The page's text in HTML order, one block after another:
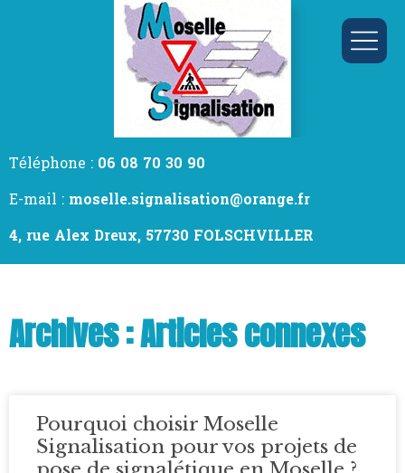
Téléphone : 06 08 70 30 90
E-mail : moselle.signalisation@orange.fr
4, rue Alex Dreux, 57730 FOLSCHVILLER
Archives : Articles connexes
Pourquoi choisir Moselle
Signalisation pour vos projets de